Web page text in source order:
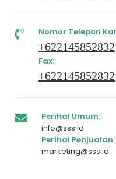
Nomor Telepon
+622145852832
Fax:
+622145852832
Perihal Umum:
info@sss.id
Perihal Penjualan:
marketing@sss.id